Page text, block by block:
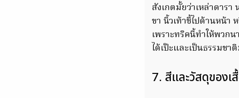
สังเกตมั้ยว่าเหล่าดาร
ขา นิ้วเท้าชี้ไปด้านหน้า
เพราะทริคนี้ทำให้พวก
ได้เป๊ะและเป็นธรรมชา
7. สีและวัสดุของเ